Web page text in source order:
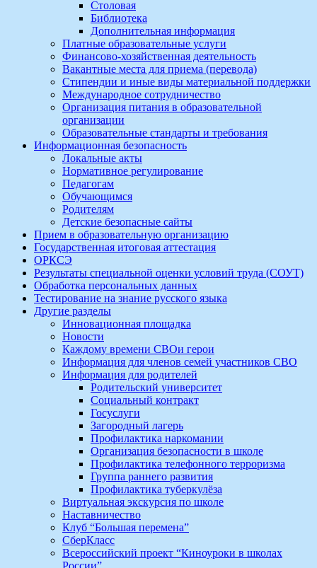
Столовая
Библиотека
Дополнительная информация
Платные образовательные услуги
Финансово-хозяйственная деятельность
Вакантные места для приема (перевода)
Стипендии и иные виды материальной поддержки
Международное сотрудничество
Организация питания в образовательной
организации
Образовательные стандарты и требования
Информационная безопасность
Локальные акты
Нормативное регулирование
Педагогам
Обучающимся
Родителям
Детские безопасные сайты
Прием в образовательную организацию
Государственная итоговая аттестация
ОРКСЭ
Результаты специальной оценки условий труда (СОУТ)
Обработка персональных данных
Тестирование на знание русского языка
Другие разделы
Инновационная площадка
Новости
Каждому времени СВОи герои
Информация для членов семей участников СВО
Информация для родителей
Родительский университет
Социальный контракт
Госуслуги
Загородный лагерь
Профилактика наркомании
Организация безопасности в школе
Профилактика телефонного терроризма
Группа раннего развития
Профилактика туберкулёза
Виртуальная экскурсия по школе
Наставничество
Клуб “Большая перемена”
СберКласс
Всероссийский проект “Киноуроки в школах
России”